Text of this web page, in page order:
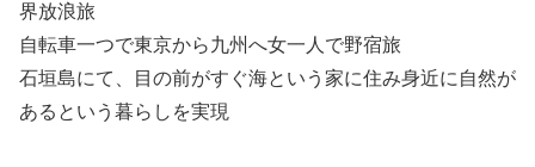
界放浪旅
自転車一つで東京から九州へ女一人で野宿旅
石垣島にて、目の前がすぐ海という家に住み身近に自然が
あるという暮らしを実現